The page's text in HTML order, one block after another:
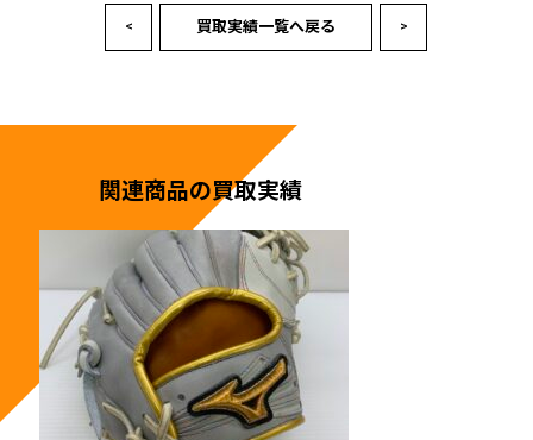
< 買取実績一覧へ戻る >
関連商品の買取実績